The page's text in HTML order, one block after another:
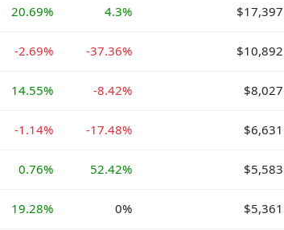
20.69% 4.3% $17,397
-2.69% -37.36% $10,892
14.55% -8.42% $8,027
-1.14% -17.48% $6,631
0.76% 52.42% $5,583
19.28% 0% $5,361